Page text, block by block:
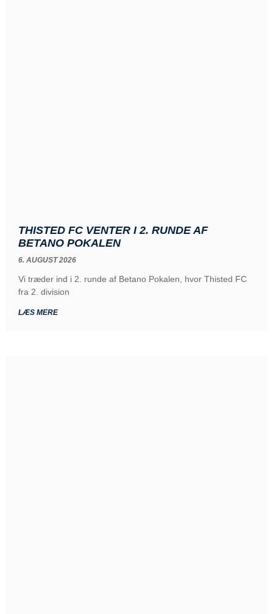
THISTED FC VENTER I 2. RUNDE AF
BETANO POKALEN
6. AUGUST 2026
Vi træder ind i 2. runde af Betano Pokalen, hvor Thisted FC
fra 2. division
LÆS MERE